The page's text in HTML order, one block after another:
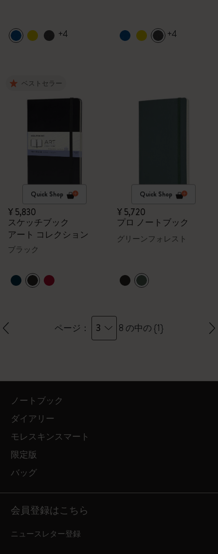
+4 +4
ベストセラー
Quick Shop
¥ 5,830
スケッチブック
アート コレクション
ブラック
Quick Shop
¥ 5,720
プロ ノートブック
グリーンフォレスト
ページ： 3 8 の中の {1}
ノートブック
ダイアリー
モレスキンスマート
限定版
バッグ
会員登録はこちら
ニュースレター登録